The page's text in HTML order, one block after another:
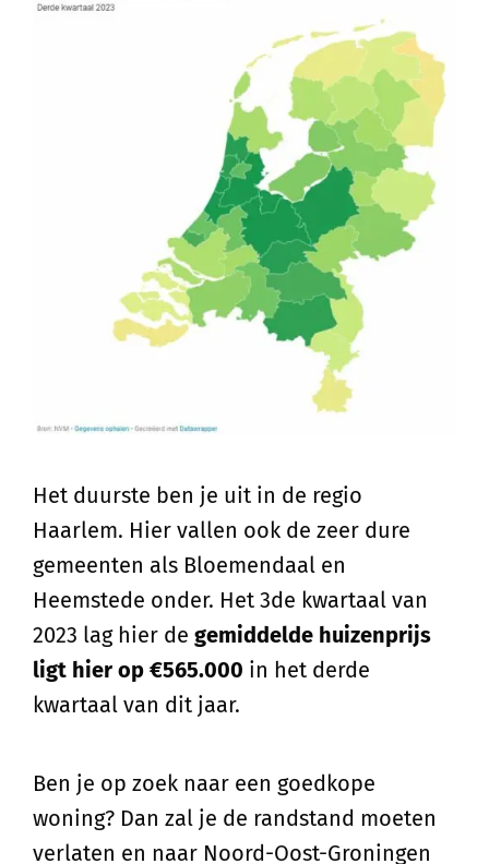
Het duurste ben je uit in de regio
Haarlem. Hier vallen ook de zeer dure
gemeenten als Bloemendaal en
Heemstede onder. Het 3de kwartaal van
2023 lag hier de gemiddelde huizenprijs
ligt hier op €565.000 in het derde
kwartaal van dit jaar.
Ben je op zoek naar een goedkope
woning? Dan zal je de randstand moeten
verlaten en naar Noord-Oost-Groningen